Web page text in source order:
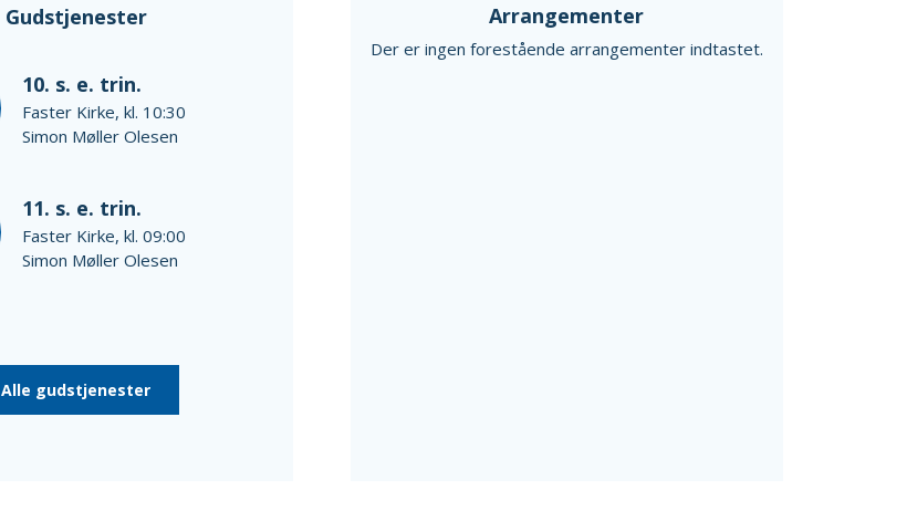
Gudstjenester
10. s. e. trin.
Faster Kirke, kl. 10:30
Simon Møller Olesen
11. s. e. trin.
Faster Kirke, kl. 09:00
Simon Møller Olesen
Alle gudstjenester
Arrangementer
Der er ingen forestående arrangementer indtastet.